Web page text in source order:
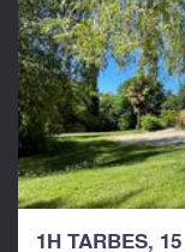
1H TARBES,